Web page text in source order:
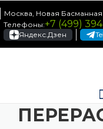
Skip to content
Москва, Новая Басманная
Телефоны:+7 (499)
Яндекс.Дзен